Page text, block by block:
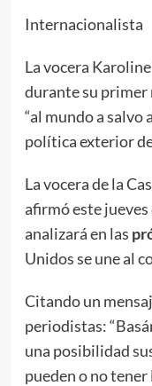
Internacionalista
La vocera
durante su
“al mundo a salvo
política exterior
La vocera de la
afirmó este
analizará en las
Unidos se une al
Citando un
periodistas:
una posibilidad
pueden o no